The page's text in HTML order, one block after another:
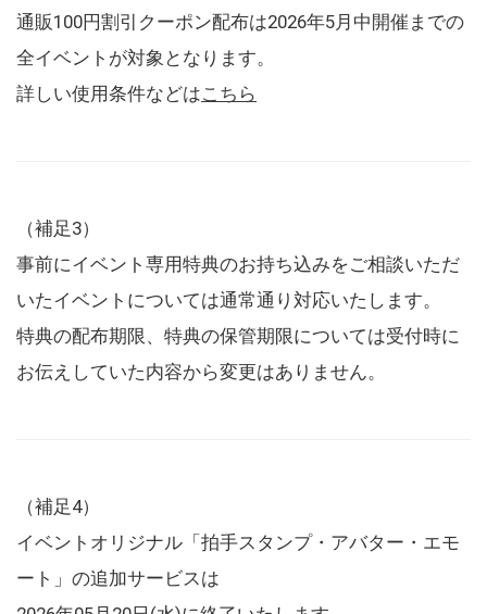
通販100円割引クーポン配布は2026年5月中開催までの
全イベントが対象となります。
詳しい使用条件などはこちら
（補足3）
事前にイベント専用特典のお持ち込みをご相談いただ
いたイベントについては通常通り対応いたします。
特典の配布期限、特典の保管期限については受付時に
お伝えしていた内容から変更はありません。
（補足4）
イベントオリジナル「拍手スタンプ・アバター・エモ
ート」の追加サービスは